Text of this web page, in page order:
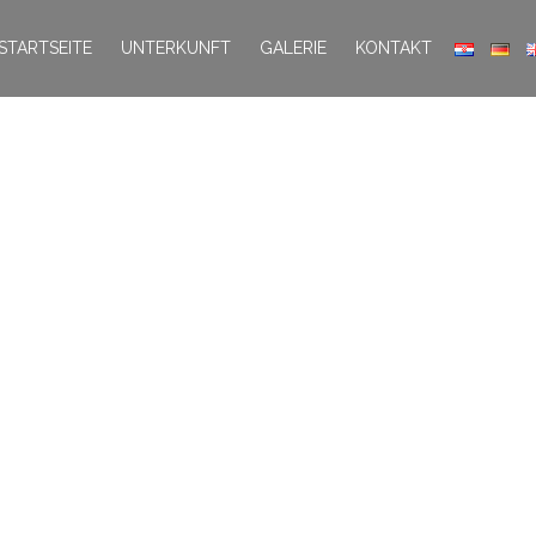
STARTSEITE UNTERKUNFT GALERIE KONTAKT